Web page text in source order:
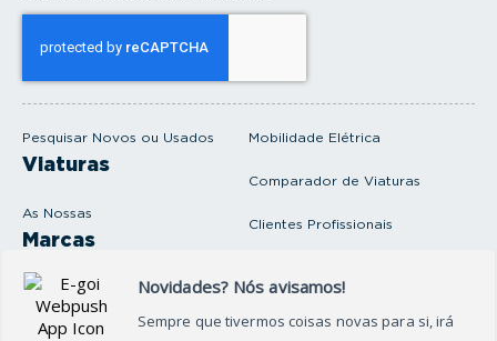
Pesquisar Novos ou Usados
Viaturas
As Nossas
Marcas
Produtos e serviços
Oficina
Mobilidade Elétrica
Comparador de Viaturas
Clientes Profissionais
l